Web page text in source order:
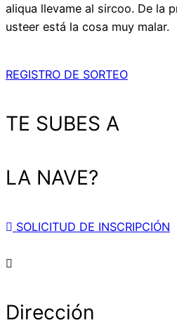
aliqua llevame al sircoo. De la
usteer está la cosa muy malar.
REGISTRO DE SORTEO
TE SUBES A
LA NAVE?
SOLICITUD DE INSCRIPCIÓN
Dirección